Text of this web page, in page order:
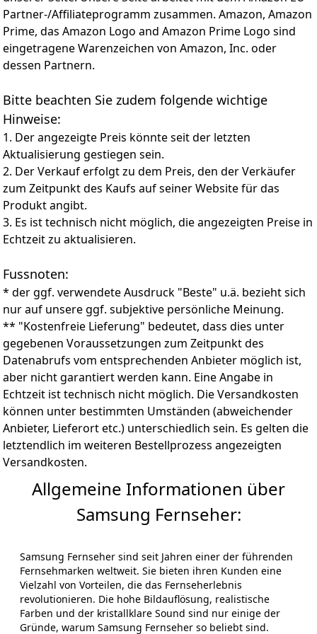
GU32F6009FUXZG
Technologie des Samsung AI TVs steuert das Licht mit
unglaublicher Präzision für feinste Details und tiefste
Kontraste, um 4K-Bilder mit intensiven, lebensechten
Farben auf deinen Bildschirm zu zaubern.
unerreichter Präzision. Erlebe Samsungs schärfste
Kontraste, bei denen kein Detail in Schatten oder Licht
verloren geht – für ein Bild, das dich in seinen Bann
zieht.
DEIN SPORTERLEBNIS MIT INTELLIGENTER
BILDOPTIMIERUNG: Erlebe dank 4K AI Upscaling Pro
und Neural Quantum 4K AI Gen2 Prozessor Fussball in
einer neuen Dimension der Bildqualität. Jeder Inhalt
wird für ein klares und flüssiges Seherlebnis in Echtzeit
analysiert und auf brillante 4K-Schärfe hochskaliert.
dank Dolby Atmos und AI Sound einen Klang, der dich
mitten ins Geschehen versetzt – für ein Erlebnis, das
alle Sinne berührt.
IM LIEFERUMFANG ENTHALTEN: 1 x Samsung KI
Fernseher Neo QLED 4K QN85F, 65 Zoll (163 cm), Smart
TV inkl. Fernbedienung Premium Solar Smart Remote,
GQ65QN85FAUXZG
Partner-/Affiliateprogramm zusammen. Amazon, Amazon
Prime, das Amazon Logo and Amazon Prime Logo sind
eingetragene Warenzeichen von Amazon, Inc. oder
dessen Partnern.
Bitte beachten Sie zudem folgende wichtige
Hinweise:
1. Der angezeigte Preis könnte seit der letzten
Aktualisierung gestiegen sein.
2. Der Verkauf erfolgt zu dem Preis, den der Verkäufer
zum Zeitpunkt des Kaufs auf seiner Website für das
Produkt angibt.
3. Es ist technisch nicht möglich, die angezeigten Preise in
Echtzeit zu aktualisieren.
Fussnoten:
* der ggf. verwendete Ausdruck "Beste" u.ä. bezieht sich
nur auf unsere ggf. subjektive persönliche Meinung.
** "Kostenfreie Lieferung" bedeutet, dass dies unter
gegebenen Voraussetzungen zum Zeitpunkt des
Datenabrufs vom entsprechenden Anbieter möglich ist,
aber nicht garantiert werden kann. Eine Angabe in
Echtzeit ist technisch nicht möglich. Die Versandkosten
können unter bestimmten Umständen (abweichender
Anbieter, Lieferort etc.) unterschiedlich sein. Es gelten die
letztendlich im weiteren Bestellprozess angezeigten
Versandkosten.
Allgemeine Informationen über
Samsung Fernseher:
Samsung Fernseher sind seit Jahren einer der führenden
Fernsehmarken weltweit. Sie bieten ihren Kunden eine
Vielzahl von Vorteilen, die das Fernseherlebnis
revolutionieren. Die hohe Bildauflösung, realistische
Farben und der kristallklare Sound sind nur einige der
Gründe, warum Samsung Fernseher so beliebt sind.